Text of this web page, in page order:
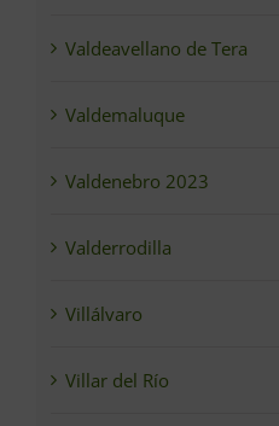
Valdeavellano de Tera
Valdemaluque
Valdenebro 2023
Valderrodilla
Villálvaro
Villar del Río